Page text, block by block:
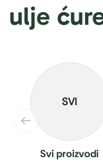
ulje
SVI
Svi proizvodi